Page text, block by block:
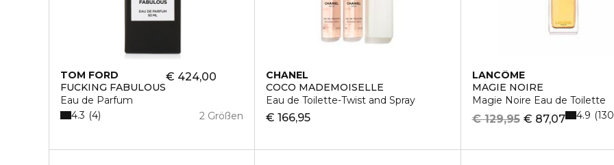
TOM FORD
FUCKING FABULOUS
Eau de Parfum
€ 424,00
2 Größen
4.3 4
CHANEL
COCO MADEMOISELLE
Eau de Toilette-Twist and Spray
€ 166,95
LANCÔME
MAGIE NOIRE
Magie Noire Eau de Toilette
€ 87,07
€ 129,95 4.9 130